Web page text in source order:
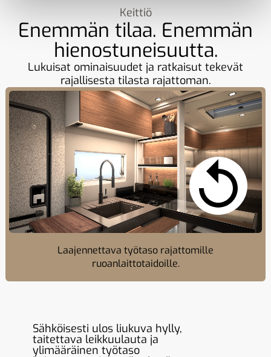
Keittiö
Enemmän tilaa. Enemmän
hienostuneisuutta.
Lukuisat ominaisuudet ja ratkaisut tekevät
rajallisesta tilasta rajattoman.
Laajennettava työtaso rajattomille
ruoanlaittotaidoille.
Sähköisesti ulos liukuva hylly,
taitettava leikkuulauta ja
ylimääräinen työtaso